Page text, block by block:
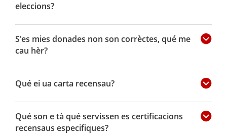
eleccions?
S'es mies donades non son corrèctes, qué me
cau hèr?
Qué ei ua carta recensau?
Qué son e tà qué servissen es certificacions
recensaus especifiques?